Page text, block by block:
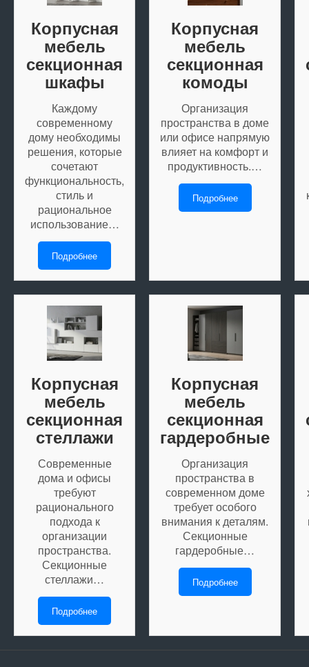
Корпусная
мебель
секционная
шкафы
Каждому
современному
дому необходимы
решения, которые
сочетают
функциональность,
стиль и
рациональное
использование…
Подробнее
Корпусная
мебель
секционная
комоды
Организация
пространства в доме
или офисе напрямую
влияет на комфорт и
продуктивность.…
Подробнее
Корпусная
мебель
секционная
стеллажи
Современные
дома и офисы
требуют
рационального
подхода к
организации
пространства.
Секционные
стеллажи…
Подробнее
Корпусная
мебель
секционная
гардеробные
Организация
пространства в
современном доме
требует особого
внимания к деталям.
Секционные
гардеробные…
Подробнее